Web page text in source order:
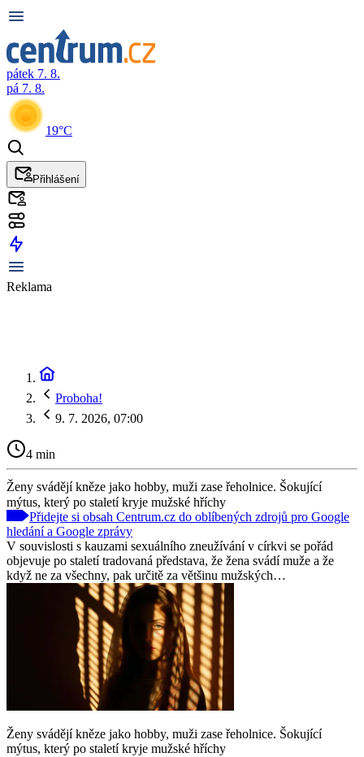
pátek 7. 8.
pá 7. 8.
19°C
Přihlášení
Reklama
Proboha!
9. 7. 2026, 07:00
4 min
Ženy svádějí kněze jako hobby, muži zase řeholnice. Šokující
mýtus, který po staletí kryje mužské hříchy
Přidejte si obsah Centrum.cz do oblíbených zdrojů pro Google
hledání a Google zprávy
V souvislosti s kauzami sexuálního zneužívání v církvi se pořád
objevuje po staletí tradovaná představa, že žena svádí muže a že
když ne za všechny, pak určitě za většinu mužských…
Ženy svádějí kněze jako hobby, muži zase řeholnice. Šokující
mýtus, který po staletí kryje mužské hříchy